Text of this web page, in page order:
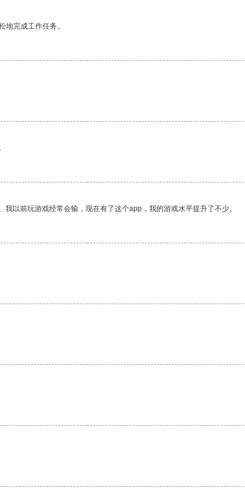
完成工作任务。
以前玩游戏经常会输，现在有了这个app，我的游戏水平提升了不少。